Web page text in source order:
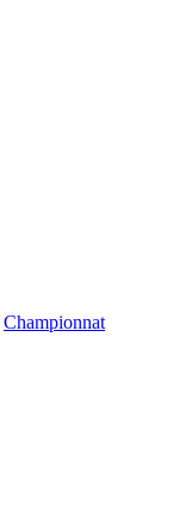
Championnat